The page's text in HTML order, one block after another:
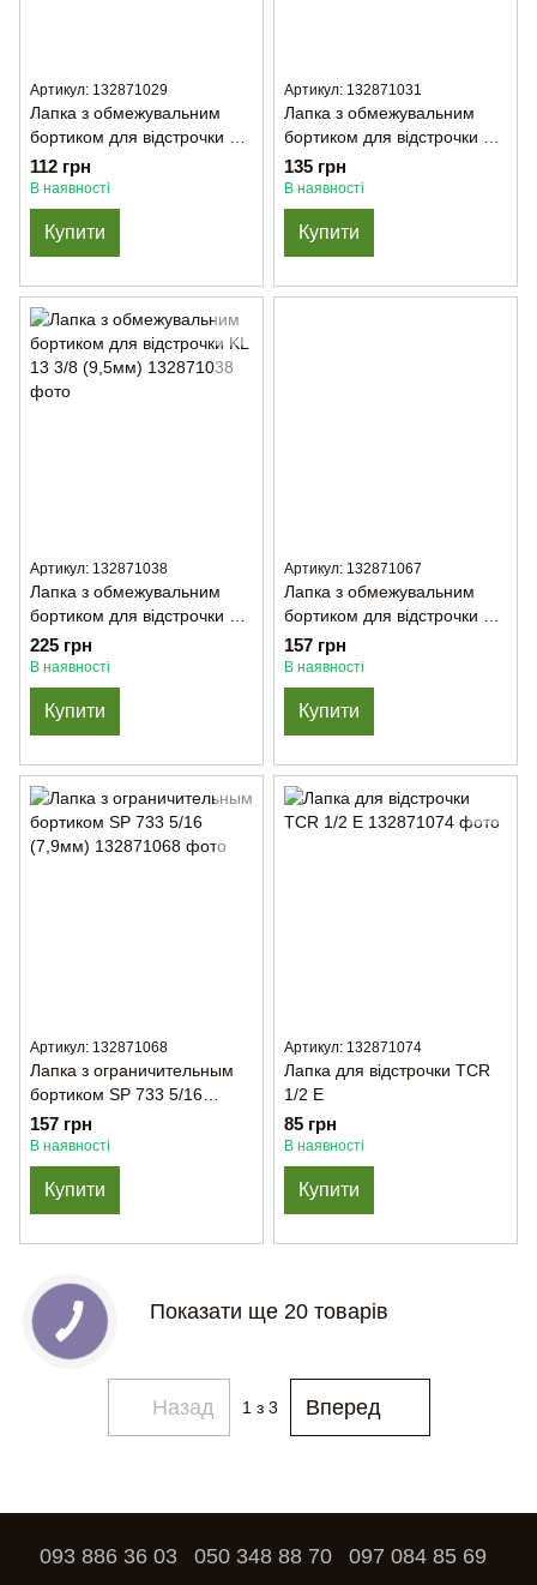
Артикул: 132871029
Лапка з обмежувальним
бортиком для відстрочки CR
70-7,0 мм
112 грн
В наявності
Купити
Артикул: 132871031
Лапка з обмежувальним
бортиком для відстрочки CR
80-8,0 мм
135 грн
В наявності
Купити
Артикул: 132871038
Лапка з обмежувальним
бортиком для відстрочки KL
13 3/8 (9,5мм)
225 грн
В наявності
Купити
Артикул: 132871067
Лапка з обмежувальним
бортиком для відстрочки SP
733 1/8 (3,2мм)
157 грн
В наявності
Купити
Артикул: 132871068
Лапка з ограничительным
бортиком SP 733 5/16
(7,9мм)
157 грн
В наявності
Купити
Артикул: 132871074
Лапка для відстрочки TCR
1/2 E
85 грн
В наявності
Купити
Показати ще 20 товарів
Назад 1 з 3 Вперед
093 886 36 03 050 348 88 70 097 084 85 69